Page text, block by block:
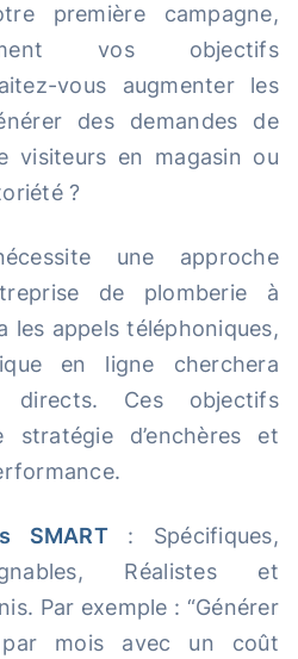
première campagne,
vos objectifs
vous augmenter les
des demandes de
visiteurs en magasin ou
?
une approche
de plomberie à
les appels téléphoniques,
en ligne cherchera
Ces objectifs
stratégie d’enchères et
SMART: Spécifiques,
Réalistes et
Par exemple : “Générer
mois avec un coût